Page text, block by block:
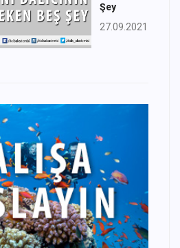
Şey
27.09.2021